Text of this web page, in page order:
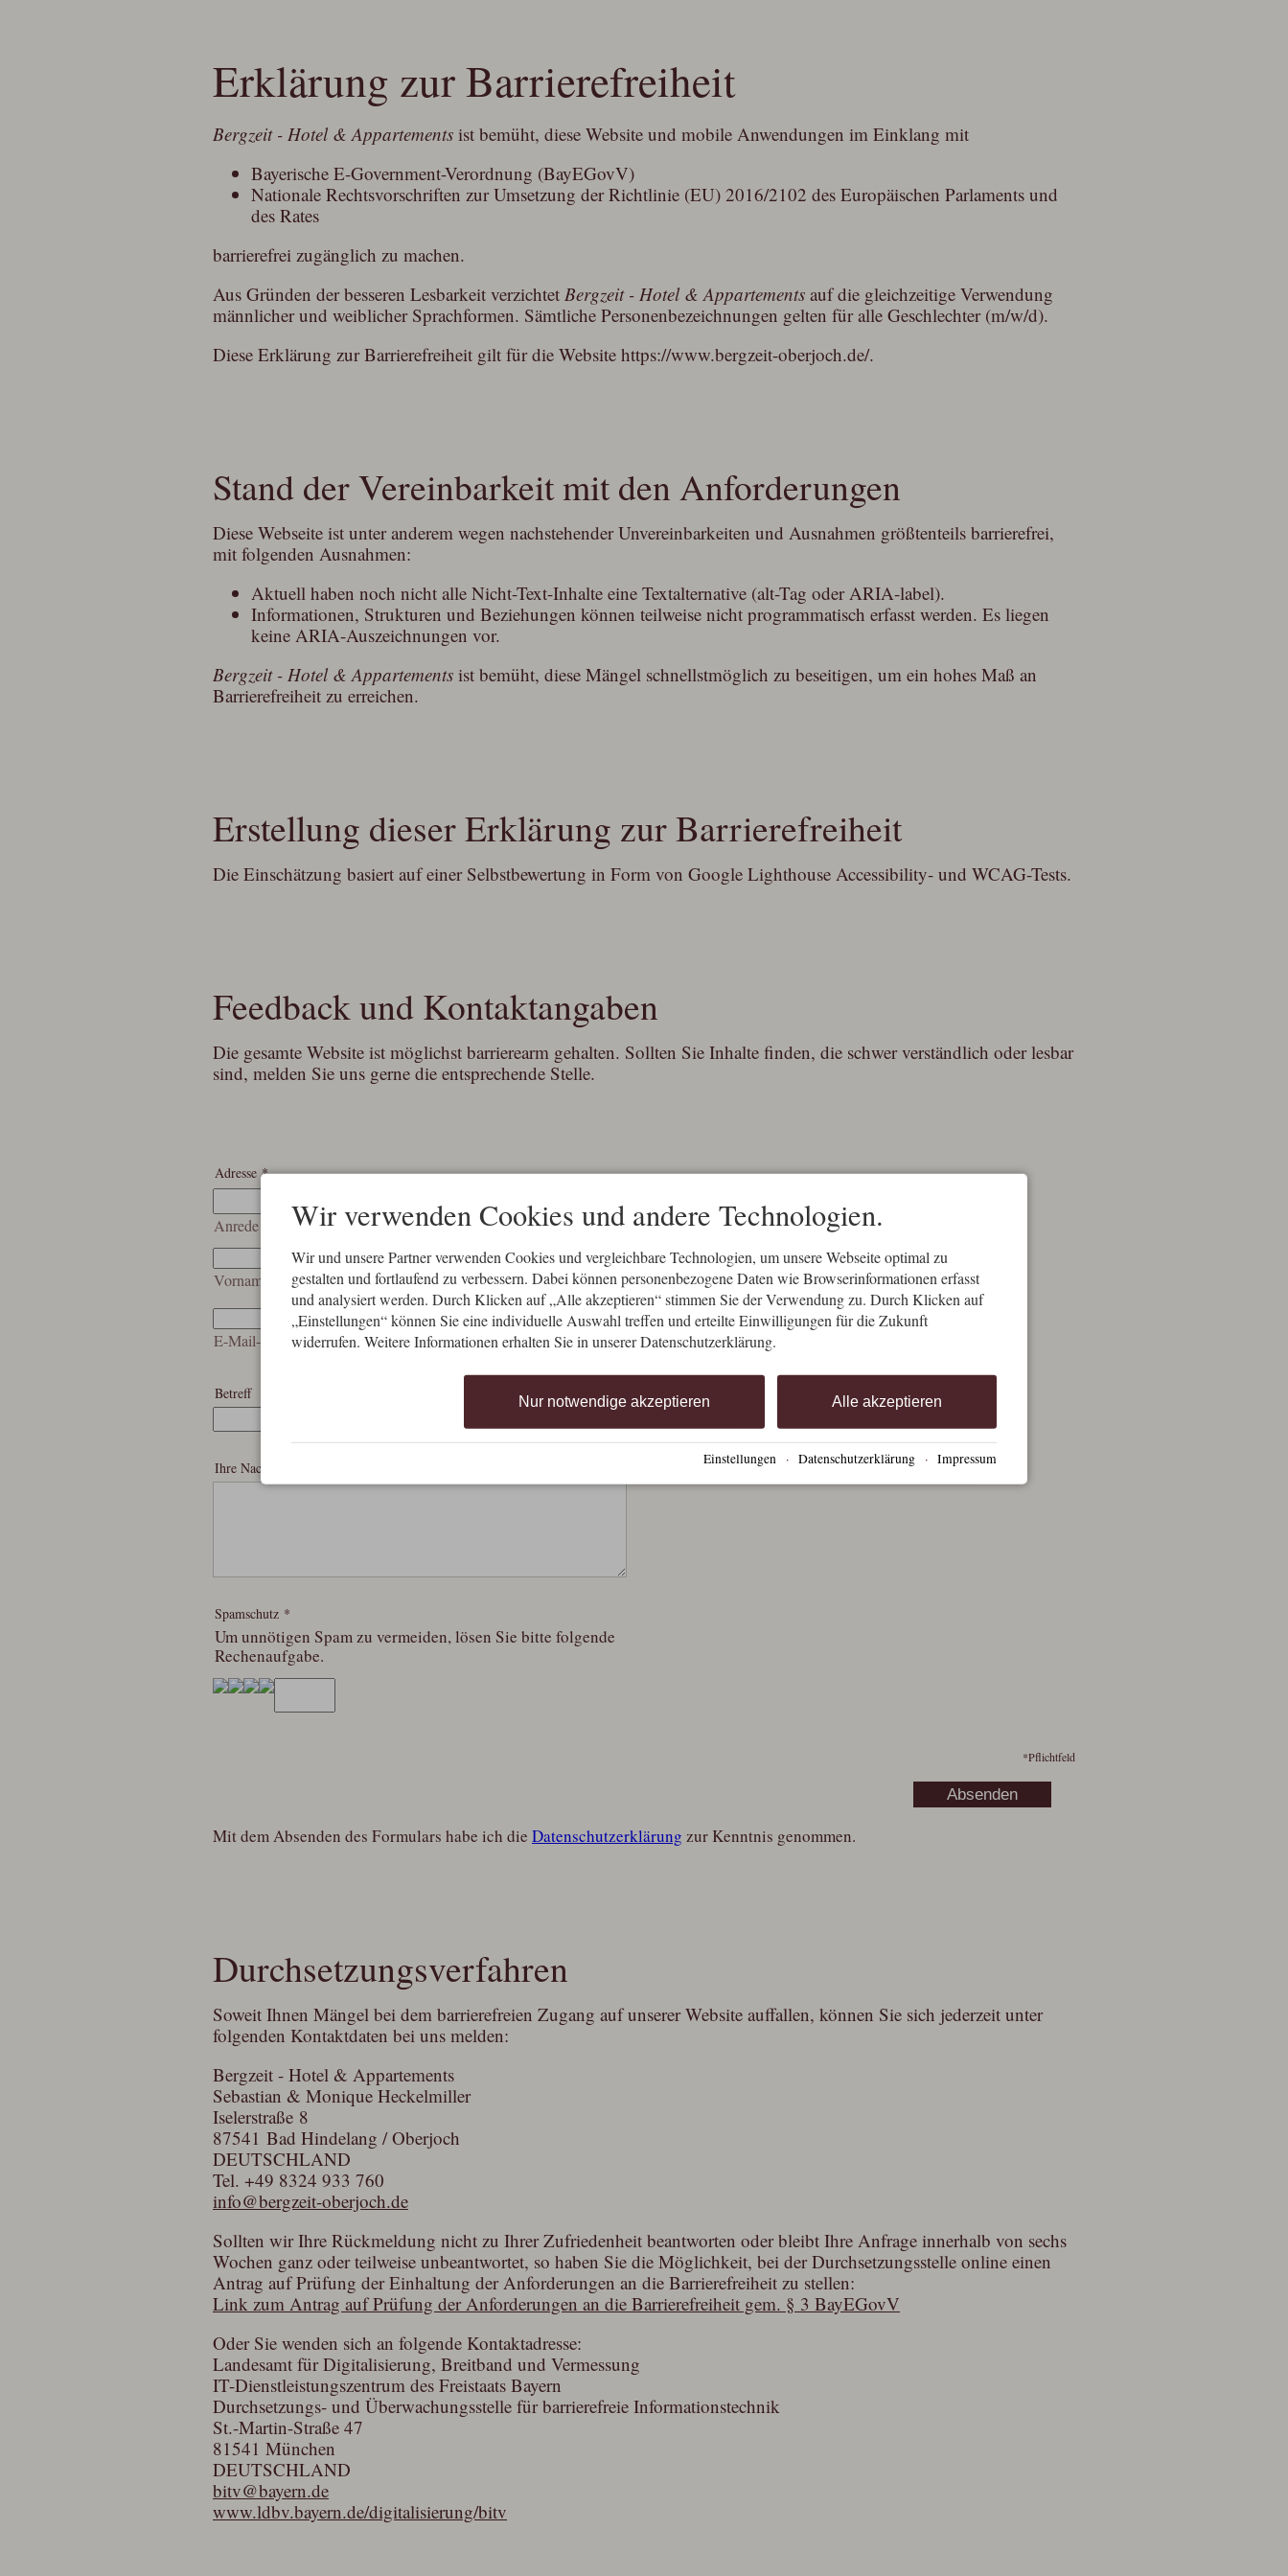
Erklärung zur Barrierefreiheit
Bergzeit - Hotel & Appartements ist bemüht, diese Website und mobile Anwendungen im Einklang mit
Bayerische E-Government-Verordnung (BayEGovV)
Nationale Rechtsvorschriften zur Umsetzung der Richtlinie (EU) 2016/2102 des Europäischen Parlaments und
des Rates
barrierefrei zugänglich zu machen.
Aus Gründen der besseren Lesbarkeit verzichtet Bergzeit - Hotel & Appartements auf die gleichzeitige Verwendung
männlicher und weiblicher Sprachformen. Sämtliche Personenbezeichnungen gelten für alle Geschlechter (m/w/d).
Diese Erklärung zur Barrierefreiheit gilt für die Website https://www.bergzeit-oberjoch.de/.
Stand der Vereinbarkeit mit den Anforderungen
Diese Webseite ist unter anderem wegen nachstehender Unvereinbarkeiten und Ausnahmen größtenteils barrierefrei,
mit folgenden Ausnahmen:
Aktuell haben noch nicht alle Nicht-Text-Inhalte eine Textalternative (alt-Tag oder ARIA-label).
Informationen, Strukturen und Beziehungen können teilweise nicht programmatisch erfasst werden. Es liegen
keine ARIA-Auszeichnungen vor.
Bergzeit - Hotel & Appartements ist bemüht, diese Mängel schnellstmöglich zu beseitigen, um ein hohes Maß an
Barrierefreiheit zu erreichen.
Erstellung dieser Erklärung zur Barrierefreiheit
Die Einschätzung basiert auf einer Selbstbewertung in Form von Google Lighthouse Accessibility- und WCAG-Tests.
Feedback und Kontaktangaben
Die gesamte Website ist möglichst barrierearm gehalten. Sollten Sie Inhalte finden, die schwer verständlich oder lesbar
sind, melden Sie uns gerne die entsprechende Stelle.
Adresse *
Anrede
Vorname Nachname*
E-Mail-Adresse*
Betreff
Ihre Nachricht
Spamschutz *
Um unnötigen Spam zu vermeiden, lösen Sie bitte folgende
Rechenaufgabe.
*Pflichtfeld
Mit dem Absenden des Formulars habe ich die Datenschutzerklärung zur Kenntnis genommen.
Durchsetzungsverfahren
Soweit Ihnen Mängel bei dem barrierefreien Zugang auf unserer Website auffallen, können Sie sich jederzeit unter
folgenden Kontaktdaten bei uns melden:
Bergzeit - Hotel & Appartements
Sebastian & Monique Heckelmiller
Iselerstraße 8
87541 Bad Hindelang / Oberjoch
DEUTSCHLAND
Tel. +49 8324 933 760
info@bergzeit-oberjoch.de
Sollten wir Ihre Rückmeldung nicht zu Ihrer Zufriedenheit beantworten oder bleibt Ihre Anfrage innerhalb von sechs
Wochen ganz oder teilweise unbeantwortet, so haben Sie die Möglichkeit, bei der Durchsetzungsstelle online einen
Antrag auf Prüfung der Einhaltung der Anforderungen an die Barrierefreiheit zu stellen:
Link zum Antrag auf Prüfung der Anforderungen an die Barrierefreiheit gem. § 3 BayEGovV
Oder Sie wenden sich an folgende Kontaktadresse:
Landesamt für Digitalisierung, Breitband und Vermessung
IT-Dienstleistungszentrum des Freistaats Bayern
Durchsetzungs- und Überwachungsstelle für barrierefreie Informationstechnik
St.-Martin-Straße 47
81541 München
DEUTSCHLAND
bitv@bayern.de
www.ldbv.bayern.de/digitalisierung/bitv
Wir verwenden Cookies und andere Technologien.
Wir und unsere Partner verwenden Cookies und vergleichbare Technologien, um unsere Webseite optimal zu
gestalten und fortlaufend zu verbessern. Dabei können personenbezogene Daten wie Browserinformationen erfasst
und analysiert werden. Durch Klicken auf „Alle akzeptieren“ stimmen Sie der Verwendung zu. Durch Klicken auf
„Einstellungen“ können Sie eine individuelle Auswahl treffen und erteilte Einwilligungen für die Zukunft
widerrufen. Weitere Informationen erhalten Sie in unserer Datenschutzerklärung.
Alle akzeptieren
Nur notwendige akzeptieren
Einstellungen · Datenschutzerklärung · Impressum